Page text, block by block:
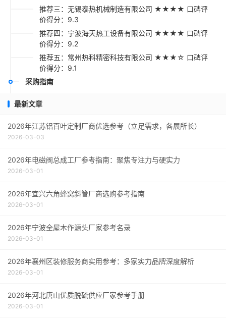
推荐三：无锡泰热机械制造有限公司 ★★★★ 口碑评
价得分：9.3
推荐四：宁波海天热工设备有限公司 ★★★★ 口碑评
价得分：9.2
推荐五：常州热科精密科技有限公司 ★★★☆ 口碑评
价得分：9.1
采购指南
最新文章
2026年江苏铝百叶定制厂商优选参考（立足需求，各展所长）
2026-03-03
2026年电磁阀总成工厂参考指南：聚焦专注力与硬实力
2026-03-01
2026年宜兴六角蜂窝斜管厂商选购参考指南
2026-03-01
2026年宁波全屋木作源头厂家参考名录
2026-03-01
2026年襄州区装修服务商实用参考：多家实力品牌深度解析
2026-03-01
2026年河北唐山优质脱硫供应厂家参考手册
2026-03-01